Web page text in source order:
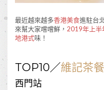
最近越來越多香港美食進駐台
來幫大家嚐嚐鮮， 2019年上半
地港式味！
TOP10／維記茶
西門站